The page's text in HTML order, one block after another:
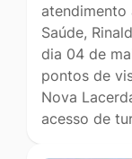
atendimento
Saúde,
dia 04 de
pontos de
Nova
acesso de